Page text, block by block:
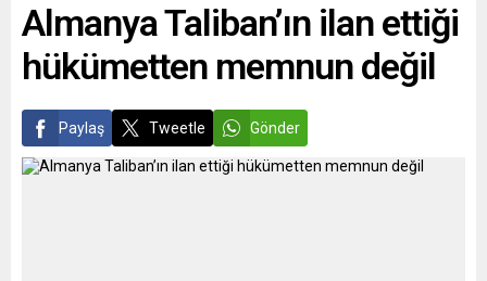
Almanya Taliban’ın ilan ettiği
hükümetten memnun değil
Paylaş Tweetle Gönder